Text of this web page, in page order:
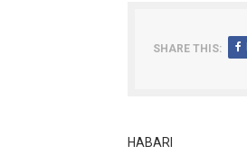
SHARE THIS:
HABARI